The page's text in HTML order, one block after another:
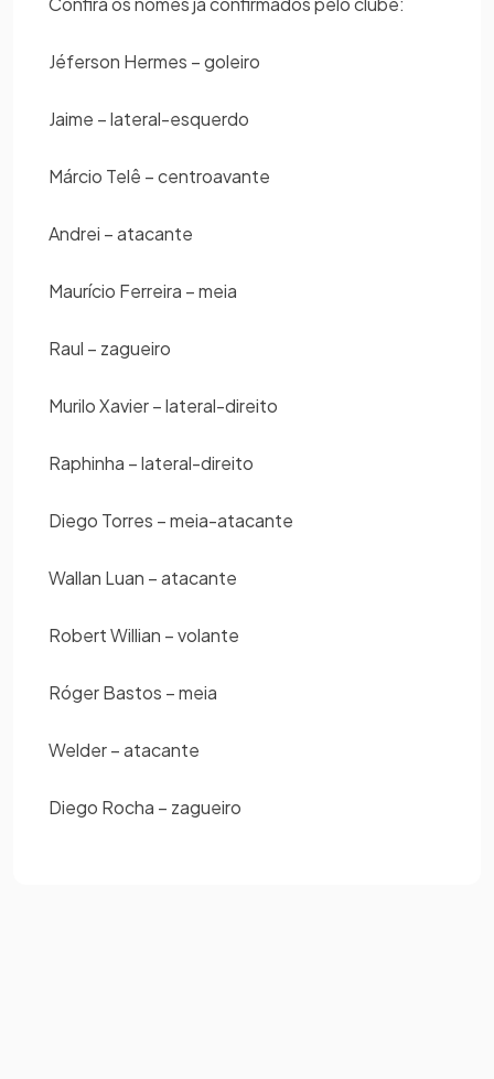
Jéferson Hermes – goleiro
Jaime – lateral-esquerdo
Márcio Telê – centroavante
Andrei – atacante
Maurício Ferreira – meia
Raul – zagueiro
Murilo Xavier – lateral-direito
Raphinha – lateral-direito
Diego Torres – meia-atacante
Wallan Luan – atacante
Robert Willian – volante
Róger Bastos – meia
Welder – atacante
Diego Rocha – zagueiro